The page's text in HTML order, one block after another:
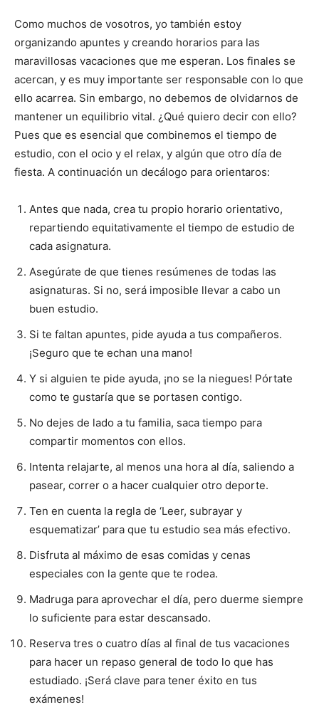
Como muchos de vosotros, yo también estoy
organizando apuntes y creando horarios para las
maravillosas vacaciones que me esperan. Los finales se
acercan, y es muy importante ser responsable con lo que
ello acarrea. Sin embargo, no debemos de olvidarnos de
mantener un equilibrio vital. ¿Qué quiero decir con ello?
Pues que es esencial que combinemos el tiempo de
estudio, con el ocio y el relax, y algún que otro día de
fiesta. A continuación un decálogo para orientaros:
Antes que nada, crea tu propio horario orientativo,
repartiendo equitativamente el tiempo de estudio de
cada asignatura.
Asegúrate de que tienes resúmenes de todas las
asignaturas. Si no, será imposible llevar a cabo un
buen estudio.
Si te faltan apuntes, pide ayuda a tus compañeros.
¡Seguro que te echan una mano!
Y si alguien te pide ayuda, ¡no se la niegues! Pórtate
como te gustaría que se portasen contigo.
No dejes de lado a tu familia, saca tiempo para
compartir momentos con ellos.
Intenta relajarte, al menos una hora al día, saliendo a
pasear, correr o a hacer cualquier otro deporte.
Ten en cuenta la regla de ‘Leer, subrayar y
esquematizar’ para que tu estudio sea más efectivo.
Disfruta al máximo de esas comidas y cenas
especiales con la gente que te rodea.
Madruga para aprovechar el día, pero duerme siempre
lo suficiente para estar descansado.
Reserva tres o cuatro días al final de tus vacaciones
para hacer un repaso general de todo lo que has
estudiado. ¡Será clave para tener éxito en tus
exámenes!